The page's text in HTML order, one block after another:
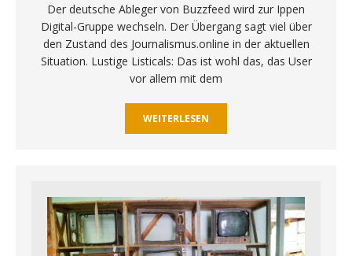
Der deutsche Ableger von Buzzfeed wird zur Ippen
Digital-Gruppe wechseln. Der Übergang sagt viel über
den Zustand des Journalismus.online in der aktuellen
Situation. Lustige Listicals: Das ist wohl das, das User
vor allem mit dem
WEITERLESEN